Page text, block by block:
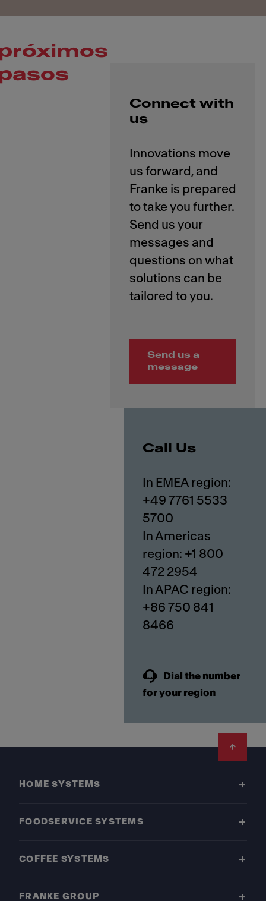
Connect with
us
Innovations move
us forward, and
Franke is prepared
to take you further.
Send us your
messages and
questions on what
solutions can be
Send us a
message
Call Us
In EMEA region:
+49 7761 5533
5700
In Americas
region: +1 800
472 2954
In APAC region:
+86 750 841
8466
Dial the number
for your region
HOME SYSTEMS
FOODSERVICE SYSTEMS
COFFEE SYSTEMS
FRANKE GROUP